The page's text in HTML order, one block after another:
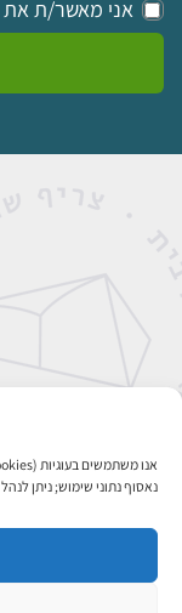
נאסוף נתוני שימוש; ניתן
אני מאשר/ת את
אבן